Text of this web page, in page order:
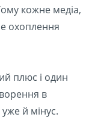
кожне медіа,
охоплення
плюс і один
в
й мінус.